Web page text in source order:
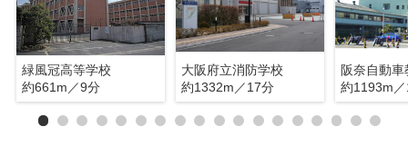
緑風冠高等学校
約661m／9分
大阪府立消防学校
約1332m／17分
阪奈自動車
約1193m